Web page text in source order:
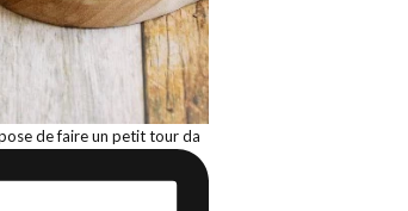
de faire un petit tour da